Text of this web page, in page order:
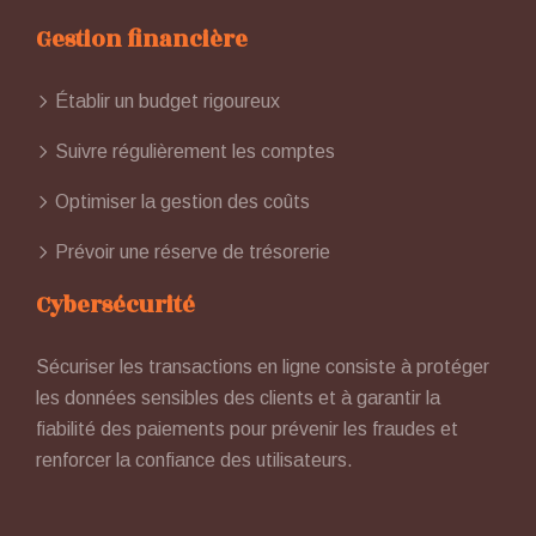
Gestion financière
Établir un budget rigoureux
Suivre régulièrement les comptes
Optimiser la gestion des coûts
Prévoir une réserve de trésorerie
Cybersécurité
Sécuriser les transactions en ligne consiste à protéger
les données sensibles des clients et à garantir la
fiabilité des paiements pour prévenir les fraudes et
renforcer la confiance des utilisateurs.